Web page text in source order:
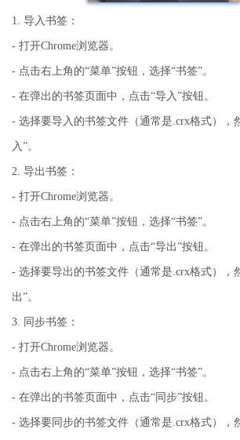
1. 导入书签：
- 打开Chrome浏览器。
- 点击右上角的“菜单”按钮，选择“书签”。
- 在弹出的书签页面中，点击“导入”按钮。
- 选择要导入的书签文件（通常是.crx格式），
入”。
2. 导出书签：
- 打开Chrome浏览器。
- 点击右上角的“菜单”按钮，选择“书签”。
- 在弹出的书签页面中，点击“导出”按钮。
- 选择要导出的书签文件（通常是.crx格式），
出”。
3. 同步书签：
- 打开Chrome浏览器。
- 点击右上角的“菜单”按钮，选择“书签”。
- 在弹出的书签页面中，点击“同步”按钮。
- 选择要同步的书签文件（通常是.crx格式），